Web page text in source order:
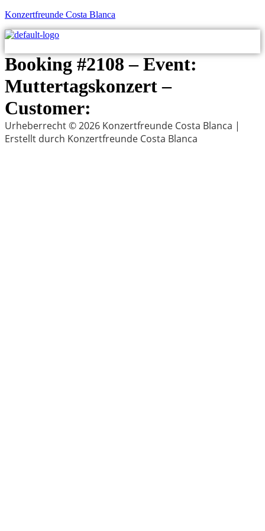
Konzertfreunde Costa Blanca
Booking #2108 – Event:
Muttertagskonzert –
Customer:
Urheberrecht © 2026 Konzertfreunde Costa Blanca |
Erstellt durch Konzertfreunde Costa Blanca